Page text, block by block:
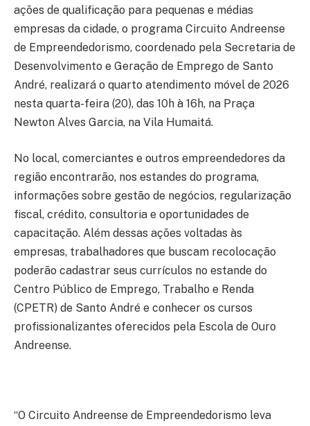
ações de qualificação para pequenas e médias
empresas da cidade, o programa Circuito Andreense
de Empreendedorismo, coordenado pela Secretaria de
Desenvolvimento e Geração de Emprego de Santo
André, realizará o quarto atendimento móvel de 2026
nesta quarta-feira (20), das 10h à 16h, na Praça
Newton Alves Garcia, na Vila Humaitá.
No local, comerciantes e outros empreendedores da
região encontrarão, nos estandes do programa,
informações sobre gestão de negócios, regularização
fiscal, crédito, consultoria e oportunidades de
capacitação. Além dessas ações voltadas às
empresas, trabalhadores que buscam recolocação
poderão cadastrar seus currículos no estande do
Centro Público de Emprego, Trabalho e Renda
(CPETR) de Santo André e conhecer os cursos
profissionalizantes oferecidos pela Escola de Ouro
Andreense.
“O Circuito Andreense de Empreendedorismo leva